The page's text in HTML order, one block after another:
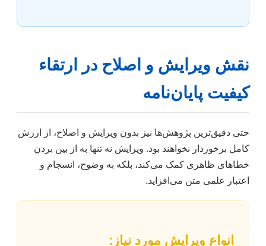
نقش ویرایش و اصلاح در ارتقاء
کیفیت پایان‌نامه
حتی دقیق‌ترین پژوهش‌ها نیز بدون ویرایش و اصلاح، از ارزش
کامل برخوردار نخواهند بود. ویرایش نه تنها به از بین بردن
خطاهای ظاهری کمک می‌کند، بلکه به وضوح، انسجام و
اعتبار علمی متن می‌افزاید.
انواع ویرایش مورد نیاز: